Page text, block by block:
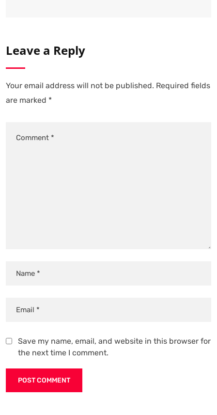
Leave a Reply
Your email address will not be published. Required fields
are marked *
Save my name, email, and website in this browser for
the next time I comment.